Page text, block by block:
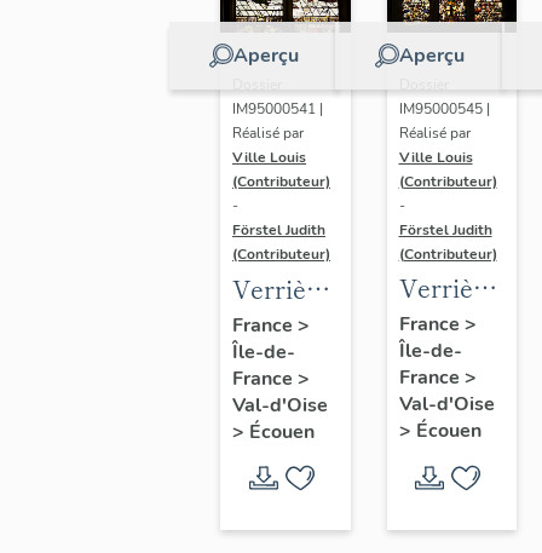
Aperçu
IM95000541 |
Réalisé par
Ville Louis
(Contributeur)
-
Förstel Judith
(Contributeur)
Verrière
de la
baie 2 :
scènes
de la
Passion,
avec
donatrices
France >
Île-de-
France >
Val-d'Oise
> Écouen
Aperçu
IM95000545 |
Réalisé par
Ville Louis
(Contributeur)
-
Förstel Judith
(Contributeur)
Verrière
de la
baie 6 :
Pietà et
donateurs
France >
Île-de-
France >
Val-d'Oise
> Écouen